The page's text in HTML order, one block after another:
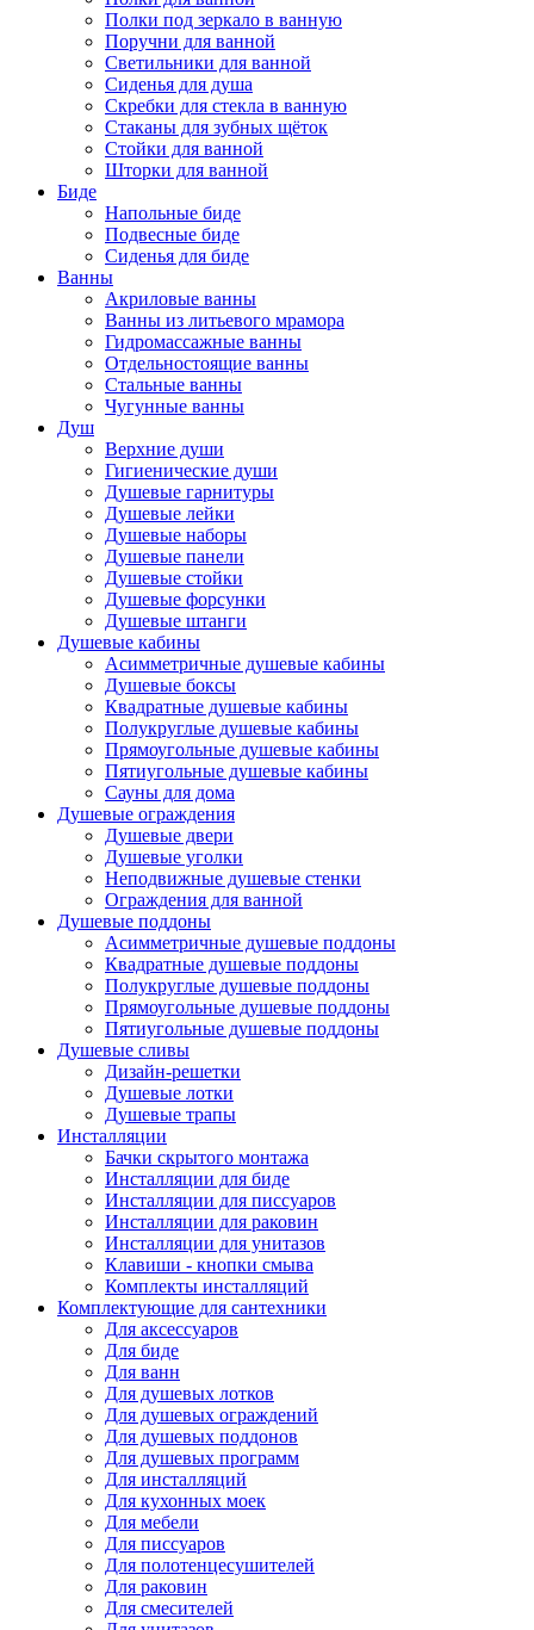
Полки под зеркало в ванную
Поручни для ванной
Светильники для ванной
Сиденья для душа
Скребки для стекла в ванную
Стаканы для зубных щёток
Стойки для ванной
Шторки для ванной
Биде
Напольные биде
Подвесные биде
Сиденья для биде
Ванны
Акриловые ванны
Ванны из литьевого мрамора
Гидромассажные ванны
Отдельностоящие ванны
Стальные ванны
Чугунные ванны
Душ
Верхние души
Гигиенические души
Душевые гарнитуры
Душевые лейки
Душевые наборы
Душевые панели
Душевые стойки
Душевые форсунки
Душевые штанги
Душевые кабины
Асимметричные душевые кабины
Душевые боксы
Квадратные душевые кабины
Полукруглые душевые кабины
Прямоугольные душевые кабины
Пятиугольные душевые кабины
Сауны для дома
Душевые ограждения
Душевые двери
Душевые уголки
Неподвижные душевые стенки
Ограждения для ванной
Душевые поддоны
Асимметричные душевые поддоны
Квадратные душевые поддоны
Полукруглые душевые поддоны
Прямоугольные душевые поддоны
Пятиугольные душевые поддоны
Душевые сливы
Дизайн-решетки
Душевые лотки
Душевые трапы
Инсталляции
Бачки скрытого монтажа
Инсталляции для биде
Инсталляции для писсуаров
Инсталляции для раковин
Инсталляции для унитазов
Клавиши - кнопки смыва
Комплекты инсталляций
Комплектующие для сантехники
Для аксессуаров
Для биде
Для ванн
Для душевых лотков
Для душевых ограждений
Для душевых поддонов
Для душевых программ
Для инсталляций
Для кухонных моек
Для мебели
Для писсуаров
Для полотенцесушителей
Для раковин
Для смесителей